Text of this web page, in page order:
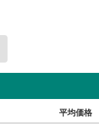
を聞きたいという
物件を発表してい
多数ございます。
※限定物件:当社の
平均価格